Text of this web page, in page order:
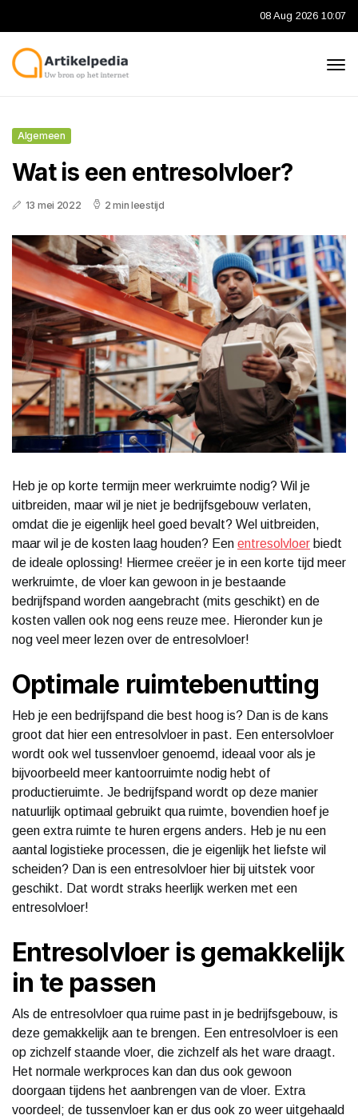
08 Aug 2026 10:07
Algemeen
Wat is een entresolvloer?
13 mei 2022 2 min leestijd
Heb je op korte termijn meer werkruimte nodig? Wil je
uitbreiden, maar wil je niet je bedrijfsgebouw verlaten,
omdat die je eigenlijk heel goed bevalt? Wel uitbreiden,
maar wil je de kosten laag houden? Een entresolvloer biedt
de ideale oplossing! Hiermee creëer je in een korte tijd meer
werkruimte, de vloer kan gewoon in je bestaande
bedrijfspand worden aangebracht (mits geschikt) en de
kosten vallen ook nog eens reuze mee. Hieronder kun je
nog veel meer lezen over de entresolvloer!
Optimale ruimtebenutting
Heb je een bedrijfspand die best hoog is? Dan is de kans
groot dat hier een entresolvloer in past. Een entersolvloer
wordt ook wel tussenvloer genoemd, ideaal voor als je
bijvoorbeeld meer kantoorruimte nodig hebt of
productieruimte. Je bedrijfspand wordt op deze manier
natuurlijk optimaal gebruikt qua ruimte, bovendien hoef je
geen extra ruimte te huren ergens anders. Heb je nu een
aantal logistieke processen, die je eigenlijk het liefste wil
scheiden? Dan is een entresolvloer hier bij uitstek voor
geschikt. Dat wordt straks heerlijk werken met een
entresolvloer!
Entresolvloer is gemakkelijk
in te passen
Als de entresolvloer qua ruime past in je bedrijfsgebouw, is
deze gemakkelijk aan te brengen. Een entresolvloer is een
op zichzelf staande vloer, die zichzelf als het ware draagt.
Het normale werkproces kan dan dus ook gewoon
doorgaan tijdens het aanbrengen van de vloer. Extra
voordeel; de tussenvloer kan er dus ook zo weer uitgehaald